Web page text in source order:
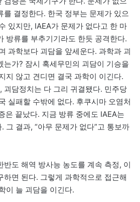
를 결정한다. 한국 정부는 문제가 있으
있지만, IAEA가 문제가 없다고 한 마
방류를 부추기기라도 한듯 공격한다.
과학보다 괴담을 앞세운다. 과학과 괴
는가? 잠시 혹세무민의 괴담이 기승을
지 않고 견디면 결국 과학이 이긴다.
괴담정치는 다 그리 귀결됐다. 민주당
실패할 수밖에 없다. 후쿠시마 오염처
은 끝났다. 지금 방류 중에도 IAEA는
그 결과, “아무 문제가 없다”고 통보까
반도 해역 방사능 농도를 계속 측정, 이
하면 된다. 그렇게 과학적으로 접근해
이 늘 괴담을 이긴다.